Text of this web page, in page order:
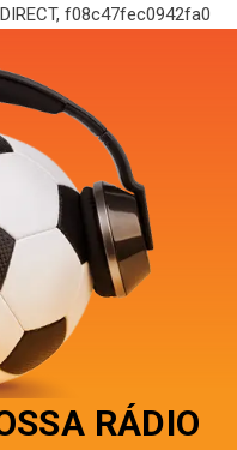
f08c47fec0942fa0
RÁDIO